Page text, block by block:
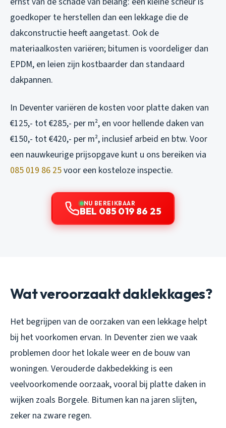
goedkoper te herstellen dan een lekkage die de
dakconstructie heeft aangetast. Ook de
materiaalkosten variëren; bitumen is voordeliger dan
EPDM, en leien zijn kostbaarder dan standaard
dakpannen.
In Deventer variëren de kosten voor platte daken van
€125,- tot €285,- per m², en voor hellende daken van
€150,- tot €420,- per m², inclusief arbeid en btw. Voor
een nauwkeurige prijsopgave kunt u ons bereiken via
085 019 86 25voor een kosteloze inspectie.
NU BEREIKBAAR
BEL 085 019 86 25
Wat veroorzaakt daklekkages?
Het begrijpen van de oorzaken van een lekkage helpt
bij het voorkomen ervan. In Deventer zien we vaak
problemen door het lokale weer en de bouw van
woningen. Verouderde dakbedekking is een
veelvoorkomende oorzaak, vooral bij platte daken in
wijken zoals Borgele. Bitumen kan na jaren slijten,
zeker na zware regen.